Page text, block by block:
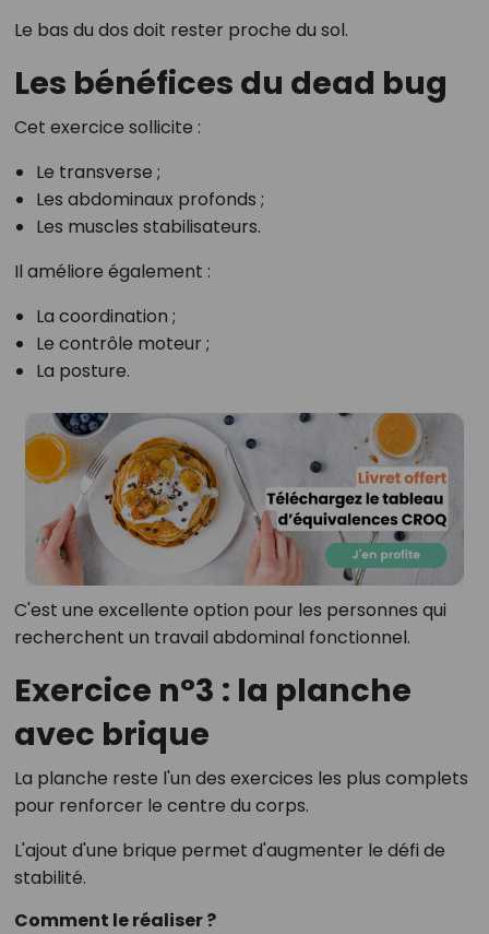
Le bas du dos doit rester proche du sol.
Les bénéfices du dead bug
Cet exercice sollicite :
Le transverse ;
Les abdominaux profonds ;
Les muscles stabilisateurs.
Il améliore également :
La coordination ;
Le contrôle moteur ;
La posture.
C'est une excellente option pour les personnes qui
recherchent un travail abdominal fonctionnel.
Exercice n°3 : la planche
avec brique
La planche reste l'un des exercices les plus complets
pour renforcer le centre du corps.
L'ajout d'une brique permet d'augmenter le défi de
stabilité.
Comment le réaliser ?